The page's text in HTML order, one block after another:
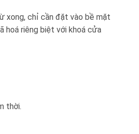
xong, chỉ cần đặt vào bề mặt
hoá riêng biệt với khoá cửa
thời.